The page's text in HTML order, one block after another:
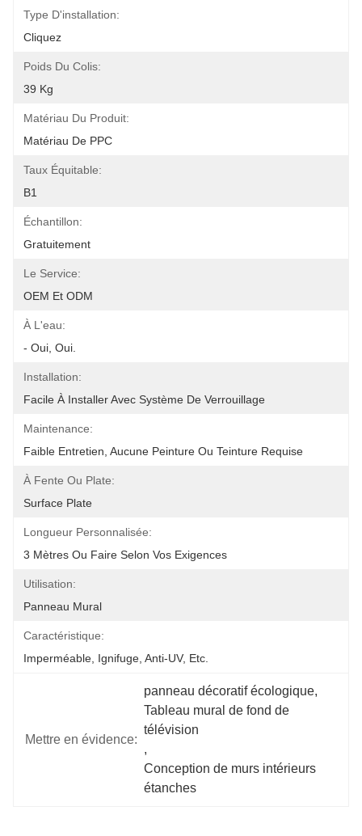
Type D'installation:
Cliquez
Poids Du Colis:
39 Kg
Matériau Du Produit:
Matériau De PPC
Taux Équitable:
B1
Échantillon:
Gratuitement
Le Service:
OEM Et ODM
À L'eau:
- Oui, Oui.
Installation:
Facile À Installer Avec Système De Verrouillage
Maintenance:
Faible Entretien, Aucune Peinture Ou Teinture Requise
À Fente Ou Plate:
Surface Plate
Longueur Personnalisée:
3 Mètres Ou Faire Selon Vos Exigences
Utilisation:
Panneau Mural
Caractéristique:
Imperméable, Ignifuge, Anti-UV, Etc.
Mettre en évidence:
panneau décoratif écologique,
Tableau mural de fond de
télévision
,
Conception de murs intérieurs
étanches